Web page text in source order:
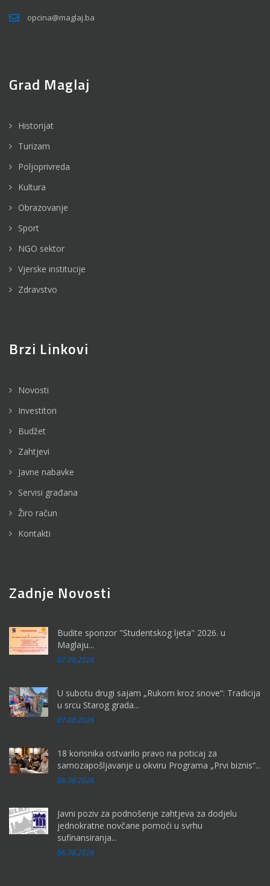
opcina@maglaj.ba
Grad Maglaj
Historijat
Turizam
Poljoprivreda
Kultura
Obrazovanje
Sport
NGO sektor
Vjerske institucije
Zdravstvo
Brzi Linkovi
Novosti
Investitori
Budžet
Zahtjevi
Javne nabavke
Servisi građana
Žiro račun
Kontakti
Zadnje Novosti
Budite sponzor "Studentskog ljeta" 2026. u
Maglaju...
07.08.2026
U subotu drugi sajam „Rukom kroz snove“: Tradicija
u srcu Starog grada...
07.08.2026
18 korisnika ostvarilo pravo na poticaj za
samozapošljavanje u okviru Programa „Prvi biznis“...
06.08.2026
Javni poziv za podnošenje zahtjeva za dodjelu
jednokratne novčane pomoći u svrhu
sufinansiranja...
06.08.2026